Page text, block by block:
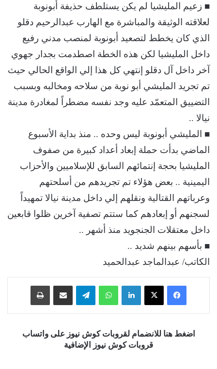
■ زعيم المليشيا لم يكن يستلطف حذيفة أبونوبة
لعلاقته الوثيقة والمباشرة مع الهارب عبدالرحيم دقلو
الذي كان يخطط لتصعيد أبونوبة لمنصب مدني رفيع
داخل المليشيا لكن هذه الخطة اصطدمت بجدار جهوي
آخر داخل آل دقلو إنتهي كل هذا إلي الواقع الحالي حيث
تم تجريد المليشي أبو نوبة من سلاحه ومخالبه وبسبب
التضييق المتعمّد عليه وجد نفسه مضطراً لمغادرة مدينة
نيالا ..
■ المليشي أبونوبة ليس وحده .. منذ بداية الأسبوع
الماضي بدأت حملة إبعاد أعداد كبيرة من صفوف
المليشيا بحجة إنتمائهم السابق للإسلاميين والأحزاب
اليمينية .. بعض هؤلاء تم تجريدهم من أسلحتهم
وعرباتهم القتالية ونقلهم إلي داخل مدينة نيالا تمهيداً
لسجنهم أو إبعادهم كما ستتم تصفية آخرين ظلوا قابعين
داخل معتقلات الجنجويد منذ أشهر ..
■ بأسهم بينهم شديد ..
الكاتب/ عبدالماجد عبدالحميد
فيسبوك ‫X لينكدإن واتساب تيلقرام
اضغط هنا للانضمام لقروبات كوش نيوز على واتساب
قروبات كوش نيوز الإضافية